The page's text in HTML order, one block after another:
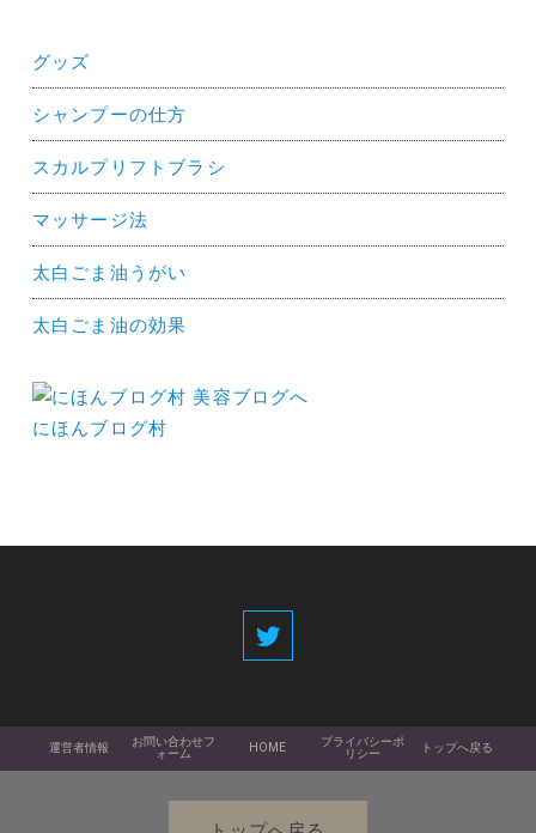
ョ
ン
グッズ
シャンプーの仕方
スカルプリフトブラシ
マッサージ法
太白ごま油うがい
太白ごま油の効果
にほんブログ村
運営者情報
お問い合わせフ
ォーム
HOME
プライバシーポ
リシー
トップへ戻る